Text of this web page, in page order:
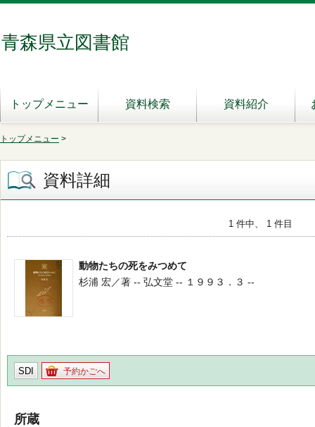
青森県立図書館
トップメニュー 資料検索 資料紹介
トップメニュー >
資料詳細
1 件中、 1 件目
動物たちの死をみつめて
杉浦 宏／著 -- 弘文堂 -- １９９３．３ --
SDI 予約かごへ
所蔵